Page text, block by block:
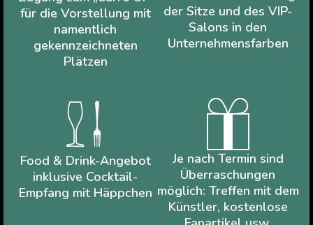
für die Vorstellung mit
namentlich
gekennzeichneten
Plätzen
der Sitze und des VIP-
Salons in den
Unternehmensfarben
Food & Drink-Angebot
inklusive Cocktail-
Empfang mit Häppchen
Je nach Termin sind
Überraschungen
möglich: Treffen mit dem
Künstler, kostenlose